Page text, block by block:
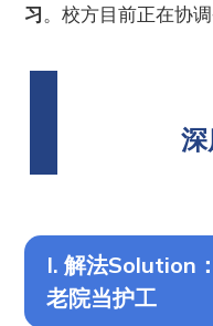
习。校方目前正在协
I. 解法Solution
老院当护工